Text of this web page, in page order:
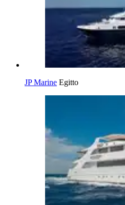
JP Marine Egitto